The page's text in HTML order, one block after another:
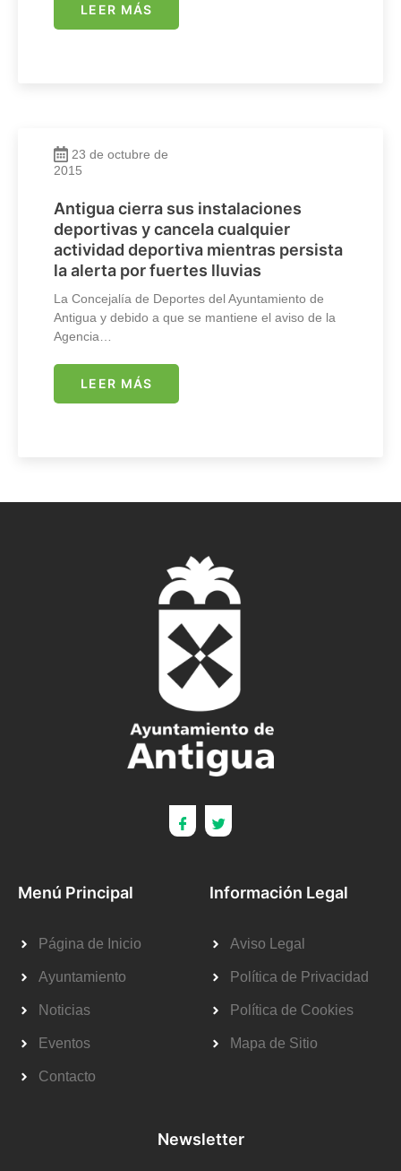
LEER MÁS
23 de octubre de
2015
Antigua cierra sus instalaciones
deportivas y cancela cualquier
actividad deportiva mientras persista
la alerta por fuertes lluvias
La Concejalía de Deportes del Ayuntamiento de
Antigua y debido a que se mantiene el aviso de la
Agencia…
LEER MÁS
Menú Principal
Página de Inicio
Ayuntamiento
Noticias
Eventos
Contacto
Información Legal
Aviso Legal
Política de Privacidad
Política de Cookies
Mapa de Sitio
Newsletter